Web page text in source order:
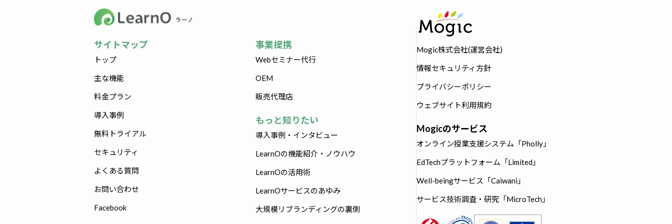
サイトマップ
トップ
主な機能
料金プラン
導入事例
無料トライアル
セキュリティ
よくある質問
お問い合わせ
Facebook
事業提携
Webセミナー代行
OEM
販売代理店
もっと知りたい
導入事例・インタビュー
LearnOの機能紹介・ノウハウ
LearnOの活用術
LearnOサービスのあゆみ
大規模リブランディングの裏側
Mogic株式会社(運営会社)
情報セキュリティ方針
プライバシーポリシー
ウェブサイト利用規約
Mogicのサービス
オンライン授業支援システム「Pholly」
EdTechプラットフォーム「Limited」
Well-beingサービス「Caiwani」
サービス技術調査・研究「MicroTech」